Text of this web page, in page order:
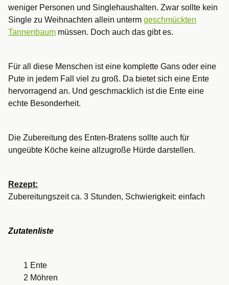
weniger Personen und Singlehaushalten. Zwar sollte kein
Single zu Weihnachten allein unterm geschmückten
Tannenbaum müssen. Doch auch das gibt es.
Für all diese Menschen ist eine komplette Gans oder eine
Pute in jedem Fall viel zu groß. Da bietet sich eine Ente
hervorragend an. Und geschmacklich ist die Ente eine
echte Besonderheit.
Die Zubereitung des Enten-Bratens sollte auch für
ungeübte Köche keine allzugroße Hürde darstellen.
Rezept:
Zubereitungszeit ca. 3 Stunden, Schwierigkeit: einfach
Zutatenliste
1 Ente
2 Möhren